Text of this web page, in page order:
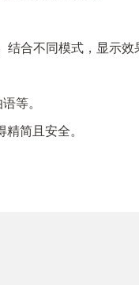
结合不同模式，显示效
等。
简且安全。